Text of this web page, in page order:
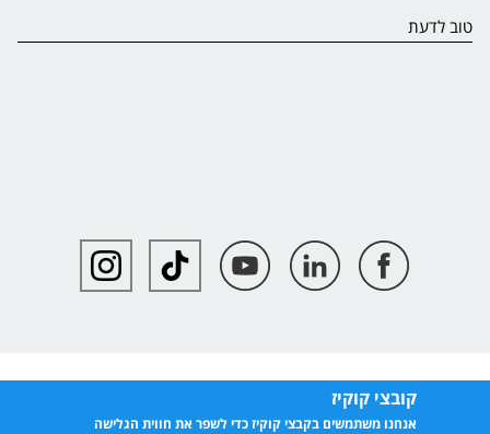
קובצי קוקיז
אנחנו משתמשים בקבצי קוקיז כדי לשפר את חווית הגלישה
טוב לדעת